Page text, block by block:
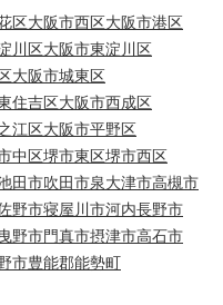
区大阪市西区大阪市港区
川区大阪市東淀川区
大阪市城東区
住吉区大阪市西成区
江区大阪市平野区
中区堺市東区堺市西区
田市吹田市泉大津市高槻市
野市寝屋川市河内長野市
野市門真市摂津市高石市
市豊能郡能勢町